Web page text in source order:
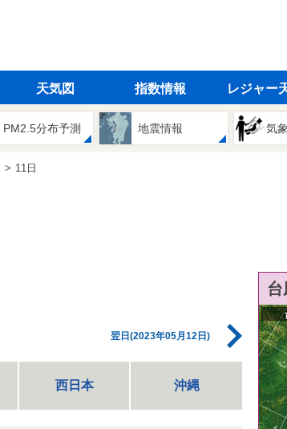
天気図 指数情報 レジャー
PM2.5分布予測 地震情報 気
11日
翌日(2023年05月12日)
西日本 沖縄